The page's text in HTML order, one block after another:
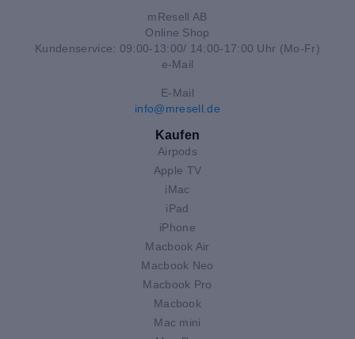
mResell AB
Online Shop
Kundenservice: 09:00-13:00/ 14:00-17:00 Uhr (Mo-Fr)
e-Mail
E-Mail
info@mresell.de
Kaufen
Airpods
Apple TV
iMac
iPad
iPhone
Macbook Air
Macbook Neo
Macbook Pro
Macbook
Mac mini